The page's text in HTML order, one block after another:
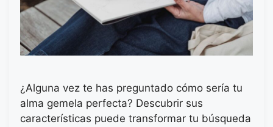
¿Alguna vez te has preguntado cómo sería tu
alma gemela perfecta? Descubrir sus
características puede transformar tu búsqueda